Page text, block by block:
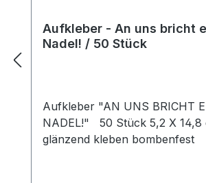
Aufkleber - An uns bricht
Nadel! / 50 Stück
Aufkleber "AN UNS BRICHT
NADEL!" 50 Stück 5,2 X 14,8 cm
glänzend kleben bombenfest **** Wir